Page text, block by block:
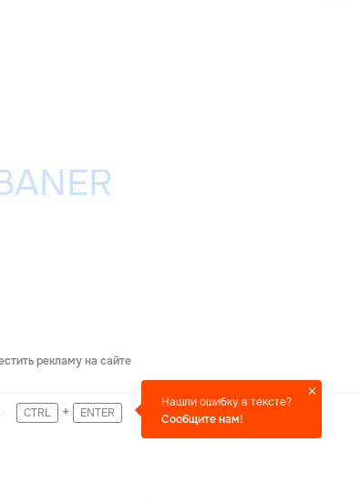
рекламу на сайте
CTRL + ENTER
Нашли ошибку в тексте?
Сообщите нам!